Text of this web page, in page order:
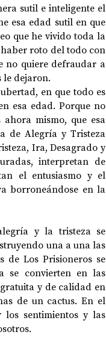
sutil e inteligente el
esa edad sutil en que
que he vivido toda la
roto del todo con
no quiere defraudar a
le dejaron.
en que todo es
esa edad. Porque no
mismo, que esa
de Alegría y Tristeza
Ira, Desagrado y
interpretan de
el entusiasmo y el
borroneándose en la
y la tristeza se
una a una las
de Los Prisioneros se
se convierten en las
y de calidad en
de un cactus. En el
sentimientos y las